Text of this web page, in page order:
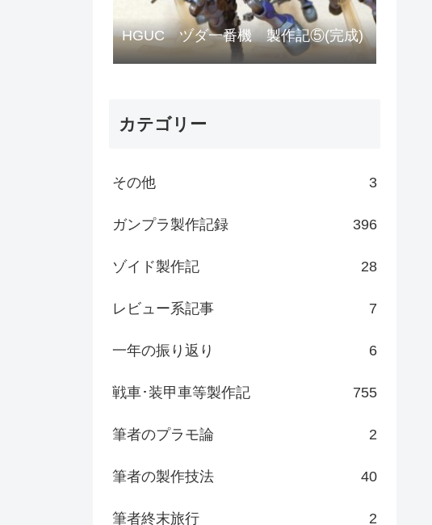
HGUC ヅダ一番機 製作記⑤(完成)
カテゴリー
その他 3
ガンプラ製作記録 396
ゾイド製作記 28
レビュー系記事 7
一年の振り返り 6
戦車･装甲車等製作記 755
筆者のプラモ論 2
筆者の製作技法 40
筆者終末旅行 2